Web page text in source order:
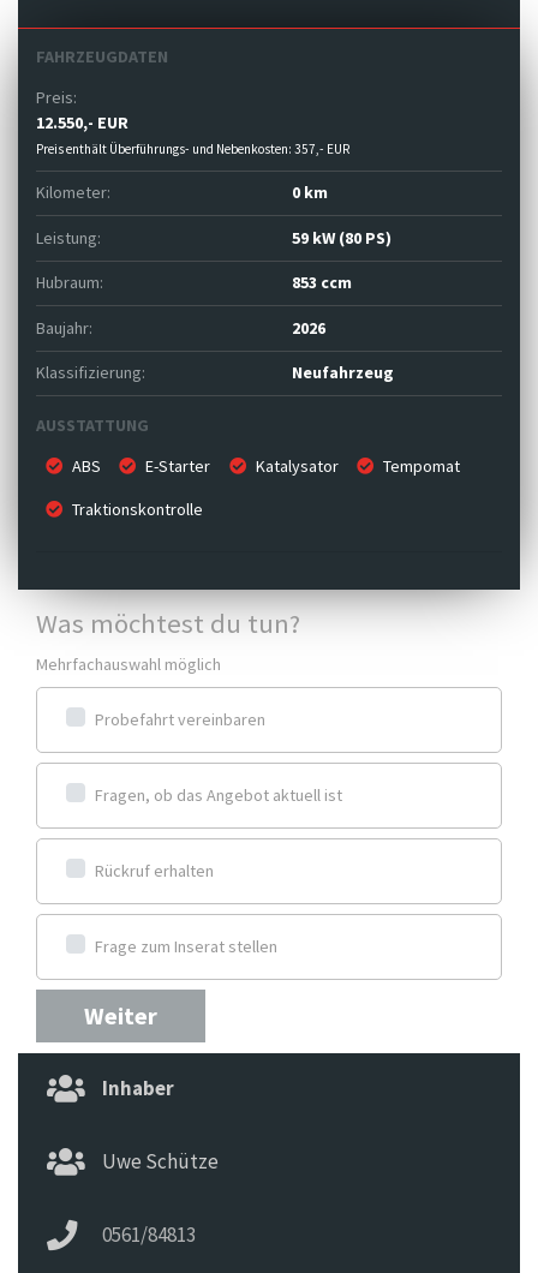
FAHRZEUGDATEN
Preis:
12.550,- EUR
Preis enthält Überführungs- und Nebenkosten: 357,- EUR
Kilometer: 0 km
Leistung: 59 kW (80 PS)
Hubraum: 853 ccm
Baujahr: 2026
Klassifizierung: Neufahrzeug
AUSSTATTUNG
ABS
E-Starter Katalysator Tempomat
Traktionskontrolle
Was möchtest du tun?
Mehrfachauswahl möglich
Probefahrt vereinbaren
Fragen, ob das Angebot aktuell ist
Rückruf erhalten
Frage zum Inserat stellen
Weiter
Inhaber
Uwe Schütze
0561/84813